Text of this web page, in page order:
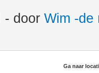
- door Wim -de
Ga naar